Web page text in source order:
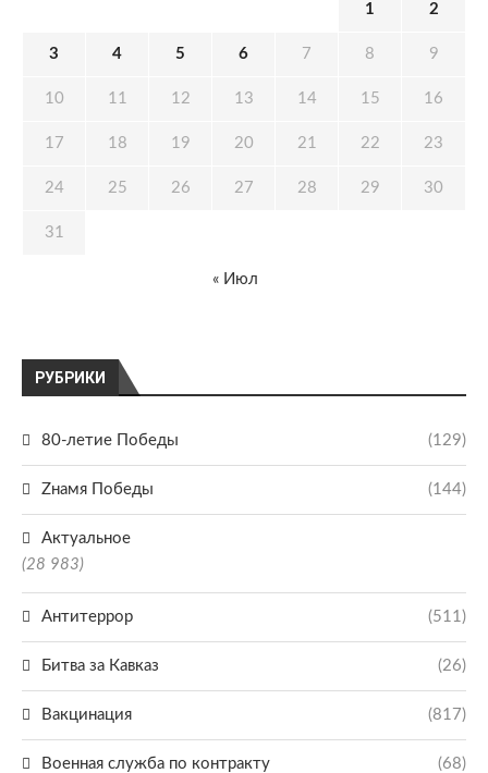
РУБРИКИ
80-летие Победы (129)
Zнамя Победы (144)
Актуальное
(28 983)
Антитеррор (511)
Битва за Кавказ (26)
Вакцинация (817)
Военная служба по контракту (68)
1 2
3 4 5 6 7 8 9
10 11 12 13 14 15 16
17 18 19 20 21 22 23
24 25 26 27 28 29 30
31
« Июл